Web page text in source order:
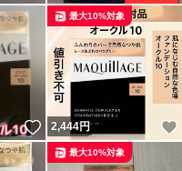
いいね！
2,444円
最大10%対象
最大10%対象